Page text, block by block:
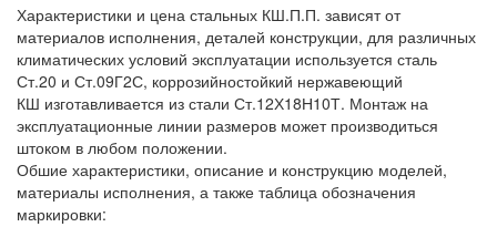
Характеристики и цена стальных КШ.П.П. зависят от
материалов исполнения, деталей конструкции, для различных
климатических условий эксплуатации используется сталь
Ст.20 и Ст.09Г2С, коррозийностойкий нержавеющий
КШ изготавливается из стали Ст.12Х18Н10Т. Монтаж на
эксплуатационные линии размеров может производиться
штоком в любом положении.
Обшие характеристики, описание и конструкцию моделей,
материалы исполнения, а также таблица обозначения
маркировки: